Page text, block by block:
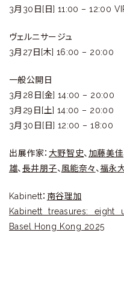
3⽉30⽇[日] 11:00 – 12:00
ヴェルニサージュ
3⽉27⽇[木] 16:00 – 20:00
一般公開日
3⽉28⽇[金] 14:00 – 20:00
3⽉29⽇[土] 14:00 – 20:00
3⽉30⽇[日] 12:00 – 18:00
出展作家： 大野智史、 加藤美佳
雄、 長井朋子、 風能奈々、福永
Kabinett： 南谷理加
Kabinett treasures: eight
Basel Hong Kong 2025